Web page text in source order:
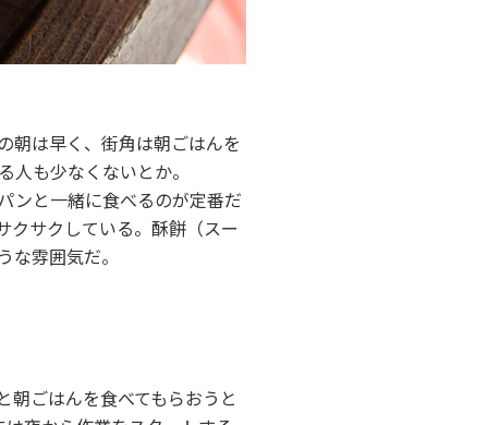
朝は早く、街角は朝ごはんを
も少なくないとか。
ンと一緒に食べるのが定番だ
クサクしている。酥餅（スー
雰囲気だ。
ごはんを食べてもらおうと